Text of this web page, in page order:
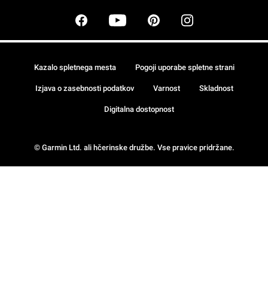
© Garmin Ltd. ali hčerinske družbe. Vse pravice pridržane.
Kazalo spletnega mesta Pogoji uporabe spletne strani
Izjava o zasebnosti podatkov Varnost Skladnost
Digitalna dostopnost